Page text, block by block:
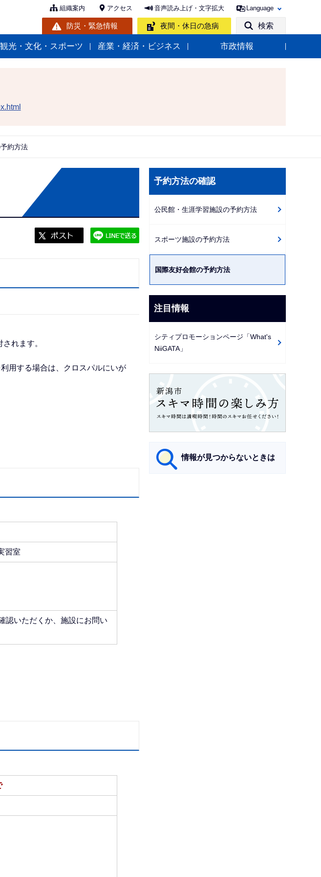
組織案内 アクセス 音声読み上げ・文字拡大 Language
防災・緊急情報 夜間・休日の急病 検索
観光・文化・スポーツ 産業・経済・ビジネス 市政情報
約方法
れます。
用する場合は、クロスパルにいが
習室
認いただくか、施設にお問い
ビ
ー
シ
ョ
ン
こ
こ
ら
予約方法の確認
公民館・生涯学習施設の予約方法
スポーツ施設の予約方法
国際友好会館の予約方法
注目情報
シティプロモーションページ「What's
NiiGATA」
情報が見つからないときは